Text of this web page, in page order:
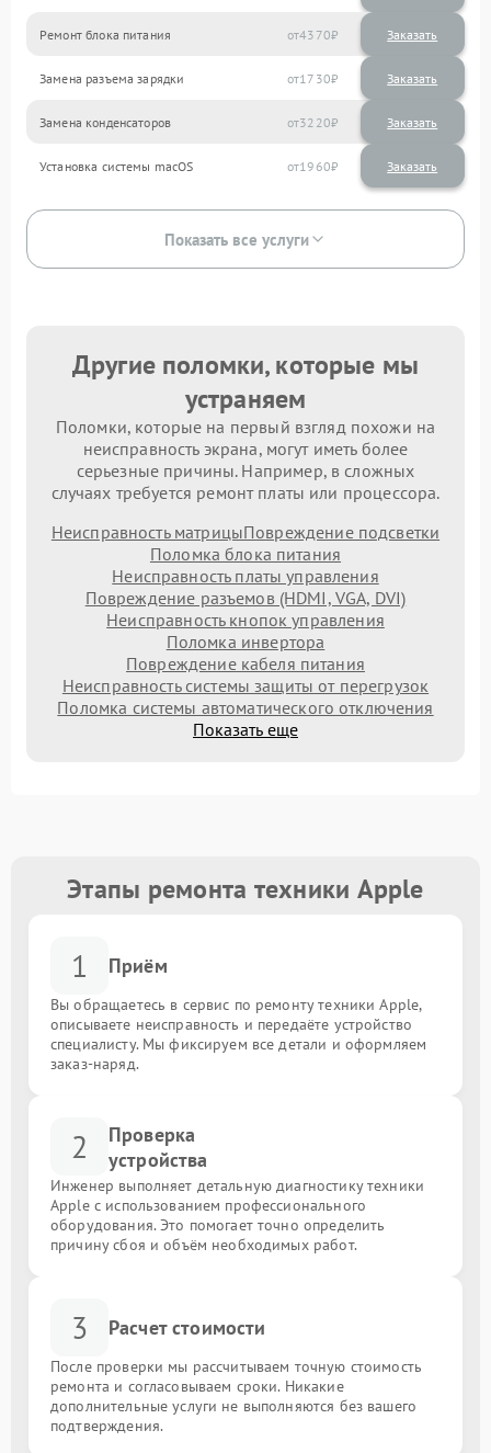
Ремонт блока питания 4370
Замена разъема зарядки 1730
Замена конденсаторов 3220
Установка системы macOS 1960
Показать все услуги
Другие поломки, которые мы
устраняем
Поломки, которые на первый взгляд похожи на
неисправность экрана, могут иметь более
серьезные причины. Например, в сложных
случаях требуется ремонт платы или процессора.
Неисправность матрицыПовреждение подсветки
Поломка блока питания
Неисправность платы управления
Повреждение разъемов (HDMI, VGA, DVI)
Неисправность кнопок управления
Поломка инвертора
Повреждение кабеля питания
Неисправность системы защиты от перегрузок
Поломка системы автоматического отключения
Показать еще
Этапы ремонта техники Apple
1 Приём
Вы обращаетесь в сервис по ремонту техники Apple,
описываете неисправность и передаёте устройство
специалисту. Мы фиксируем все детали и оформляем
заказ-наряд.
2
Проверка
устройства
Инженер выполняет детальную диагностику техники
Apple с использованием профессионального
оборудования. Это помогает точно определить
причину сбоя и объём необходимых работ.
3 Расчет стоимости
После проверки мы рассчитываем точную стоимость
ремонта и согласовываем сроки. Никакие
дополнительные услуги не выполняются без вашего
подтверждения.